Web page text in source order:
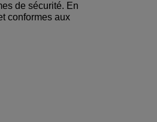
de sécurité. En
conformes aux